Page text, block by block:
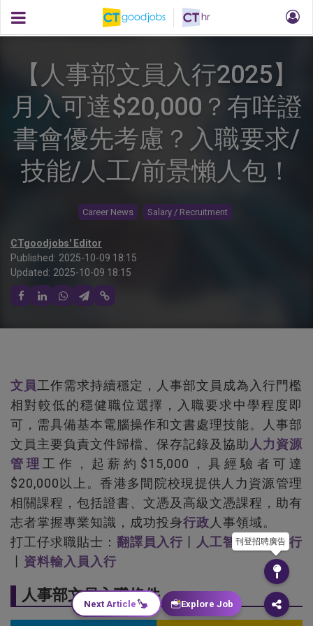
【人事部文員入行2025】
月入可達$20,000？有咩證
書會優先考慮？入職要求/
技能/人工/前景懶人包！
Career News Salary / Recruitment
CTgoodjobs' Editor
Published: 2025-10-09 18:15
Updated: 2025-10-09 18:15
文員工作需求持續穩定，人事部文員成為入行門檻
相對較低的穩健職位選擇，入職要求中學程度即
可，需具備基本電腦操作和文書處理技能。人事部
文員主要負責文件歸檔、保存記錄及協助 人力資源
管理 工作，起薪約$15,000，具經驗者可達
$20,000以上。香港多間院校現提供人力資源管理
相關課程，包括證書、文憑及高級文憑課程，助有
志者掌握專業知識，成功投身行政 人事領域。
打工仔求職貼士： 翻譯員入行
人工智能專家入行
資料輸入員入行
人事部文員入職條件
刊登招聘廣告
Next Article Explore Job